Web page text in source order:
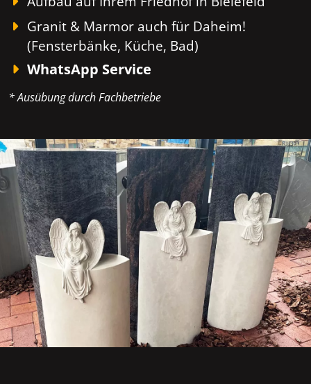
Granit & Marmor auch für Daheim!
(Fensterbänke, Küche, Bad)
WhatsApp Service
* Ausübung durch Fachbetriebe